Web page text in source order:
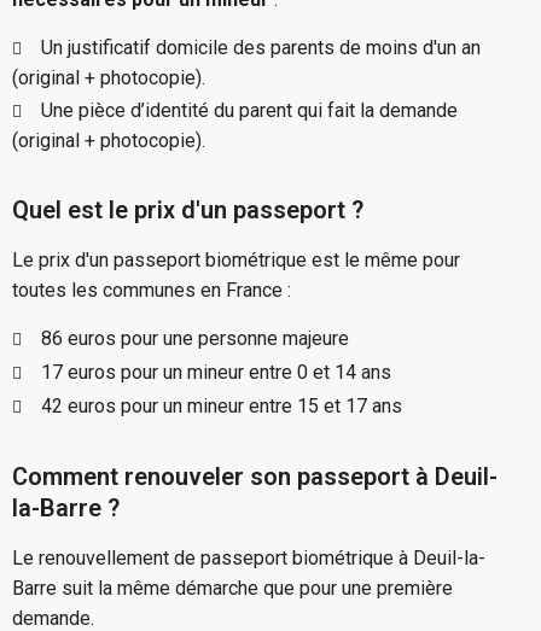
Un justificatif domicile des parents de moins d'un an
(original + photocopie).
Une pièce d’identité du parent qui fait la demande
(original + photocopie).
Quel est le prix d'un passeport ?
Le prix d'un passeport biométrique est le même pour
toutes les communes en France :
86 euros pour une personne majeure
17 euros pour un mineur entre 0 et 14 ans
42 euros pour un mineur entre 15 et 17 ans
Comment renouveler son passeport à Deuil-
la-Barre ?
Le renouvellement de passeport biométrique à Deuil-la-
Barre suit la même démarche que pour une première
demande.